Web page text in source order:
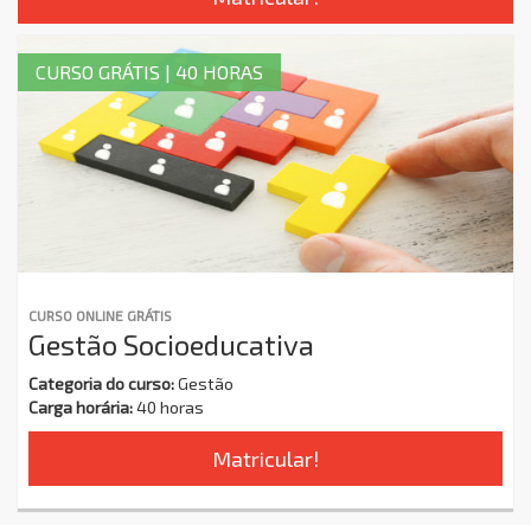
CURSO ONLINE GRÁTIS
Gestão Socioeducativa
Categoria do curso:Gestão
Carga horária:40 horas
Matricular!
CURSO GRÁTIS | 40 HORAS